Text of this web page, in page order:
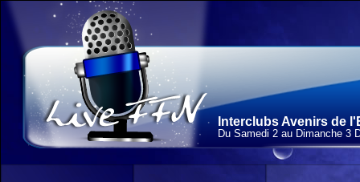
Interclubs Avenirs de
Du Samedi 2 au Dimanche 3